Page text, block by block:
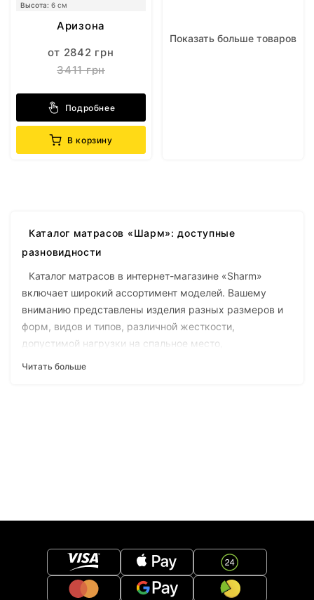
Высота: 6 см
Аризона
от 2842 грн
3411 грн
Подробнее
В корзину
Показать больше товаров
Каталог матрасов «Шарм»: доступные
разновидности
Каталог матрасов в интернет-магазине «Sharm»
включает широкий ассортимент моделей. Вашему
вниманию представлены изделия разных размеров и
форм, видов и типов, различной жесткости,
допустимой нагрузки на спальное место,
пружинного блока. Также на выбор доступны модели,
в которых комбинируются пружинные секции обоих
Беспружинные матрасы имеют иную
Читать больше